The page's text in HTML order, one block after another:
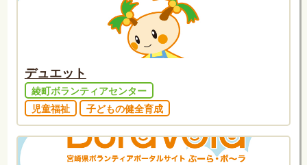
デュエット
綾町ボランティアセンター
児童福祉
子どもの健全育成